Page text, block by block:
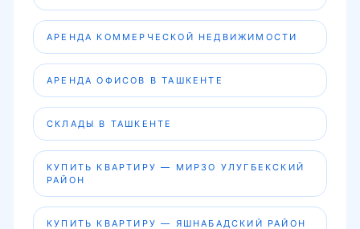
АРЕНДА КОММЕРЧЕСКОЙ НЕДВИЖИМОСТИ
АРЕНДА ОФИСОВ В ТАШКЕНТЕ
СКЛАДЫ В ТАШКЕНТЕ
КУПИТЬ КВАРТИРУ — МИРЗО УЛУГБЕКСКИЙ
РАЙОН
КУПИТЬ КВАРТИРУ — ЯШНАБАДСКИЙ РАЙОН